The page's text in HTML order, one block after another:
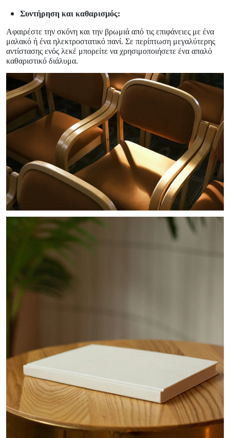
Συντήρηση και καθαρισμός:
Αφαιρέστε την σκόνη και την βρωμιά από τις επιφάνειες με ένα
μαλακό ή ένα ηλεκτροστατικό πανί. Σε περίπτωση μεγαλύτερης
αντίστασης ενός λεκέ μπορείτε να χρησιμοποιήσετε ένα απαλό
καθαριστικό διάλυμα.